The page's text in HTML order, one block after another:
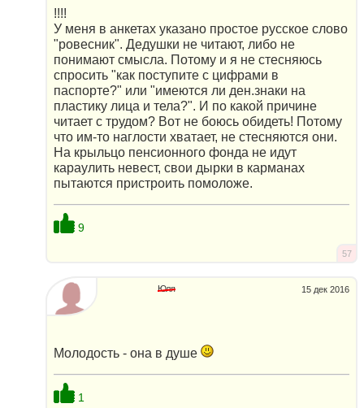
!!!!
У меня в анкетах указано простое русское слово
"ровесник". Дедушки не читают, либо не
понимают смысла. Потому и я не стесняюсь
спросить "как поступите с цифрами в
паспорте?" или "имеются ли ден.знаки на
пластику лица и тела?". И по какой причине
читает с трудом? Вот не боюсь обидеть! Потому
что им-то наглости хватает, не стесняются они.
На крыльцо пенсионного фонда не идут
караулить невест, свои дырки в карманах
пытаются пристроить помоложе.
9
57
15 дек 2016
Юля
Молодость - она в душе
1